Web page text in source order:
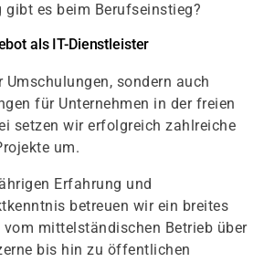
gibt es beim Berufseinstieg?
als IT-Dienstleister
sondern auch
für Unternehmen in der freien
setzen wir erfolgreich zahlreiche
um.
Erfahrung und
betreuen wir ein breites
mittelständischen Betrieb über
bis hin zu öffentlichen